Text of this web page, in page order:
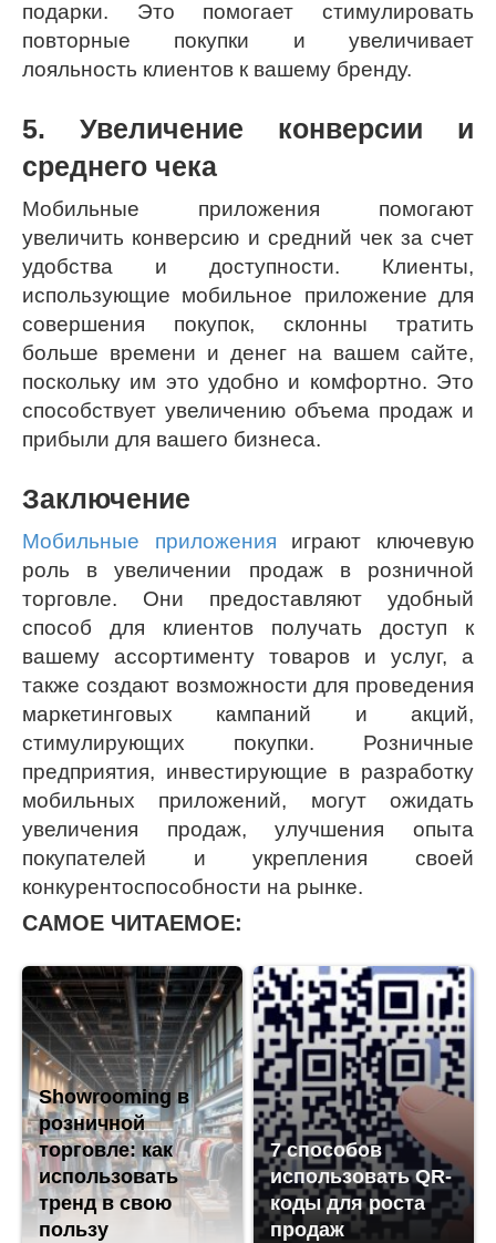
подарки. Это помогает стимулировать
повторные покупки и увеличивает
лояльность клиентов к вашему бренду.
5. Увеличение конверсии и
среднего чека
Мобильные приложения помогают
увеличить конверсию и средний чек за счет
удобства и доступности. Клиенты,
использующие мобильное приложение для
совершения покупок, склонны тратить
больше времени и денег на вашем сайте,
поскольку им это удобно и комфортно. Это
способствует увеличению объема продаж и
прибыли для вашего бизнеса.
Заключение
Мобильные приложения играют ключевую
роль в увеличении продаж в розничной
торговле. Они предоставляют удобный
способ для клиентов получать доступ к
вашему ассортименту товаров и услуг, а
также создают возможности для проведения
маркетинговых кампаний и акций,
стимулирующих покупки. Розничные
предприятия, инвестирующие в разработку
мобильных приложений, могут ожидать
увеличения продаж, улучшения опыта
покупателей и укрепления своей
конкурентоспособности на рынке.
САМОЕ ЧИТАЕМОЕ:
Showrooming в
розничной
торговле: как
использовать
тренд в свою
пользу
7 способов
использовать QR-
коды для роста
продаж